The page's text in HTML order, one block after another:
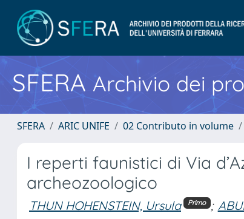
SFERA Archivio dei
SFERA ARIC UNIFE 02 Contributo in volume
I reperti faunistici di Via
archeozoologico
THUN HOHENSTEIN, Ursula Primo ;